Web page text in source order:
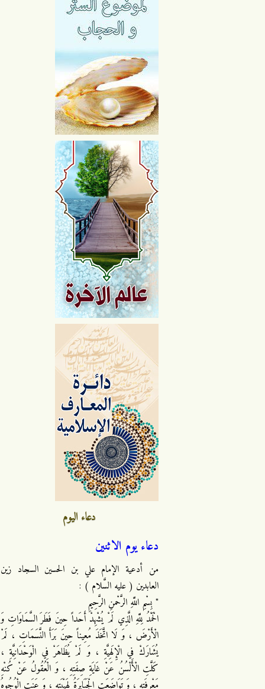
دعاء اليوم
دعاء يوم الاثنين
من أدعية الإمام علي بن الحسين السجاد زين
العابدين ( عليه السَّلام ) :
" بِسْمِ اللَّهِ الرَّحْمنِ الرَّحِيمِ
الْحَمْدُ لِلَّهِ الَّذِي لَمْ يُشْهِدْ أَحَداً حِينَ فَطَرَ السَّمَاوَاتِ وَ
الْأَرْضَ ، وَ لَا اتَّخَذَ مُعِيناً حِينَ بَرَأَ النَّسَمَاتِ ، لَمْ
يُشَارَكْ فِي الْإِلَهِيَّةِ ، وَ لَمْ يُظَاهَرْ فِي الْوَحْدَانِيَّةِ ،
كَلَّتِ الْأَلْسُنُ عَنْ غَايَةِ صِفَتِهِ ، وَ الْعُقُولُ عَنْ كُنْهِ
مَعْرِفَتِهِ ، وَ تَوَاضَعَتِ الْجَبَابِرَةُ لِهَيْبَتِهِ ، وَ عَنَتِ الْوُجُوهُ